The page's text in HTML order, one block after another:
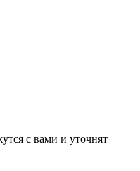
с вами и уточнят